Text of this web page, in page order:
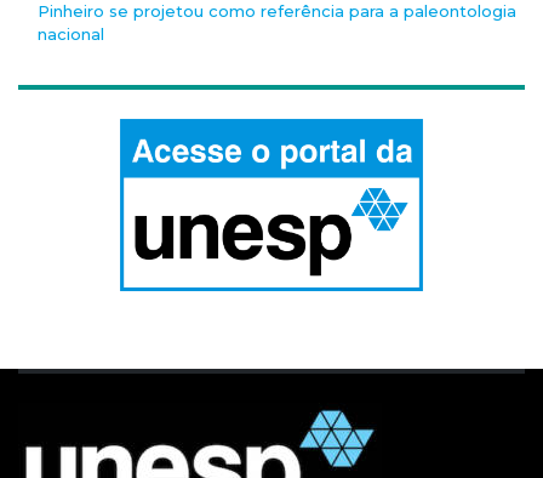
Pinheiro se projetou como referência para a paleontologia
nacional